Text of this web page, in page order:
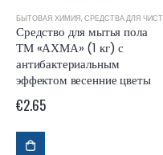
БЫТОВАЯ ХИМИЯ, СРЕДСТВА ДЛЯ ЧИСТКИ И УБОРКИ
Средство для мытья пола
ТМ «АХМА» (1 кг) с
антибактериальным
эффектом весенние цветы
€2.65